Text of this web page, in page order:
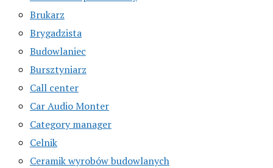
Brukarz
Brygadzista
Budowlaniec
Bursztyniarz
Call center
Car Audio Monter
Category manager
Celnik
Ceramik wyrobów budowlanych